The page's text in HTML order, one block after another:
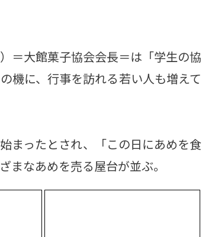
＝大館菓子協会会長＝は「学生の協
機に、行事を訪れる若い人も増えて
まったとされ、「この日にあめを食
まなあめを売る屋台が並ぶ。